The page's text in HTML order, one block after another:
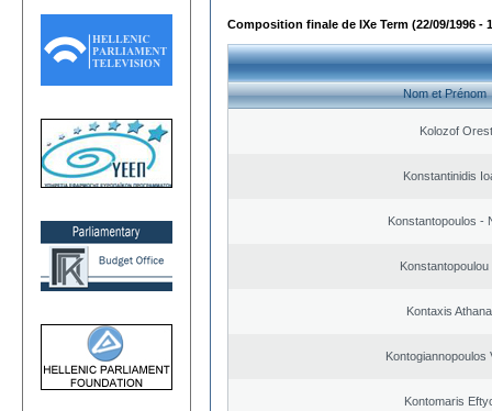
Composition finale de IXe Term (22/09/1996 -
Nom et Prénom
Kolozof
Konstantinidis
Konstantopoulos -
Konstantopoulou
Kontaxis
Kontogiannopoulos
Kontomaris